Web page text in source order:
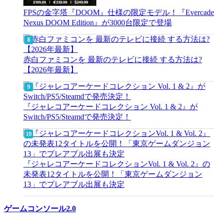
FPSの金字塔『DOOM』仕様の限定モデル！『Evercade
Nexus DOOM Edition』が3000台限定で登場
赤白ファミコンを 最新のテレビに接続 する方法は?
【2026年最新】
『ジャレコアーケードコレクション Vol. 1 & 2』が
Switch/PS5/Steamdで発売決定！
『ジャレコアーケードコレクションVol. 1 & Vol. 2』の
未発表12タイトルを公開！「東京ゲームダンジョン
13」でプレアブル出展も決定
ゲームコンソール2.0